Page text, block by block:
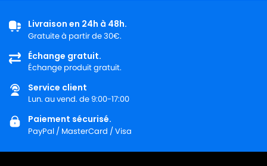
Livraison en 24h à 48h.
Gratuite à partir de 30€.
Échange gratuit.
Échange produit gratuit.
Service client
Lun. au vend. de 9:00-17:00
Paiement sécurisé.
PayPal / MasterCard / Visa